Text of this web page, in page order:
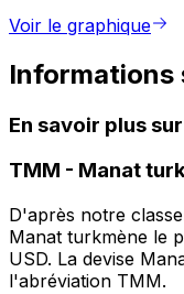
Voir le graphique
Informations
En savoir plus
TMM - Manat
D'après notre
Manat turkmène le
USD. La devise
l'abréviation TMM.